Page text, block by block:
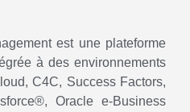
est une plateforme
à des environnements
C4C, Success Factors,
Oracle e-Business